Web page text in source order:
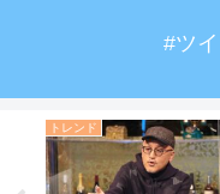
#ツ
トレンド